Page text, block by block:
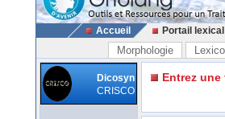
Accueil Portail lexical
Morphologie
Dicosyn
CRISCO
Entrez une